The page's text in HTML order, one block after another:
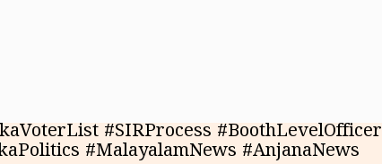
#SIRProcess #BoothLevelOfficer
#MalayalamNews #AnjanaNews